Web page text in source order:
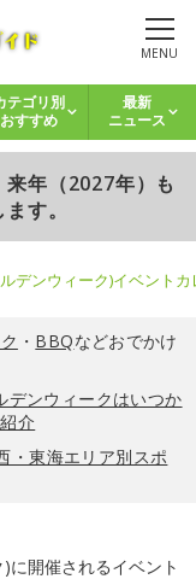
MENU
テゴリ別
おすすめ
最新
ニュース
年（2027年）も
す。
デンウィーク)イベント
・ BBQなどおでかけ
デンウィークはいつか
介
・東海エリア別スポ
に開催されるイベント